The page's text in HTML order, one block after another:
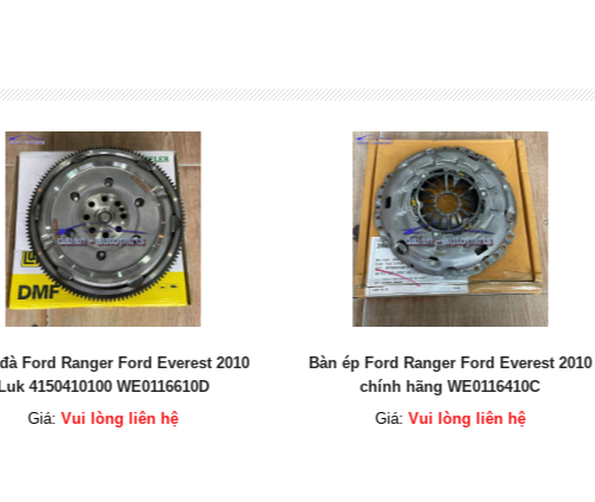
Bàn ép Ford Ranger Ford Everest 2010
chính hãng WE0116410C
Giá:Vui lòng liên hệ
Bàn ép ( mâm ép ) Laser 1.8
FP0116410A
Giá:Vui lòng liên hệ